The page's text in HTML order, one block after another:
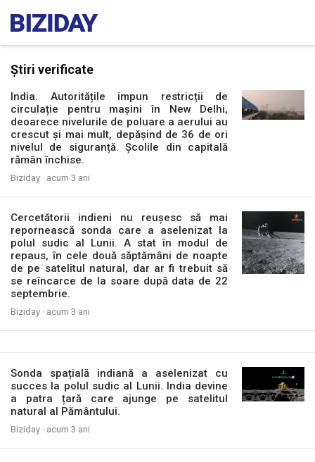
Știri verificate
India. Autoritățile impun restricții de
circulație pentru mașini în New Delhi,
deoarece nivelurile de poluare a aerului au
crescut și mai mult, depășind de 36 de ori
nivelul de siguranță. Școlile din capitală
rămân închise.
Biziday · acum 3 ani
Cercetătorii indieni nu reușesc să mai
repornească sonda care a aselenizat la
polul sudic al Lunii. A stat în modul de
repaus, în cele două săptămâni de noapte
de pe satelitul natural, dar ar fi trebuit să
se reîncarce de la soare după data de 22
septembrie.
Biziday · acum 3 ani
Sonda spațială indiană a aselenizat cu
succes la polul sudic al Lunii. India devine
a patra țară care ajunge pe satelitul
natural al Pământului.
Biziday · acum 3 ani